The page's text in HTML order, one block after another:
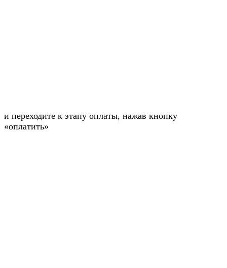
и переходите к этапу оплаты, нажав кнопку
«оплатить»